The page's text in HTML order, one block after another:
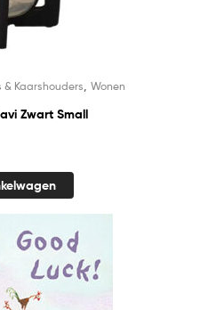
Kaarshouders Wonen
Zwart Small